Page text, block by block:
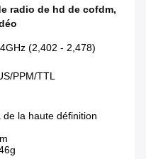
radio de hd de cofdm,
(2,402 - 2,478)
PPM/TTL
de la haute définition